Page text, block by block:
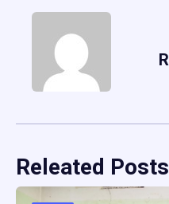
Releated Posts